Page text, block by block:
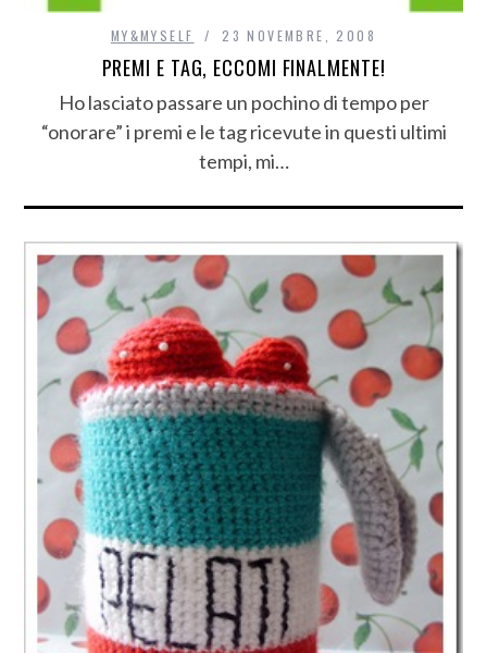
MY&MYSELF 23 NOVEMBRE, 2008
PREMI E TAG, ECCOMI FINALMENTE!
Ho lasciato passare un pochino di tempo per
“onorare” i premi e le tag ricevute in questi ultimi
tempi, mi…